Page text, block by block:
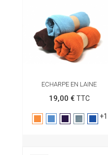
ECHARPE EN LAINE
19,00 € TTC
Purple +1